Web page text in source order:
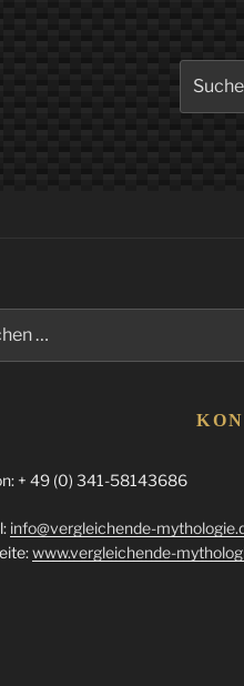
nach:
+ 49 (0) 341-58143686
info@vergleichende-
www.vergleichende-